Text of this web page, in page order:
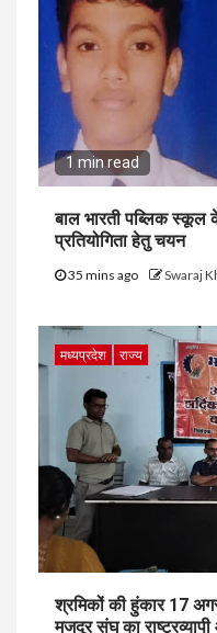
1 min read
बाल भारती पब्लिक स्कूल
प्रतियोगिता हेतु चयन
35 mins ago Swaraj
मध्यप्रदेश राज्य
श्रमिकों की हुंकार 17
मजदूर संघ का